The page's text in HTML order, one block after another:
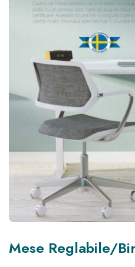
Mese Reglabile/